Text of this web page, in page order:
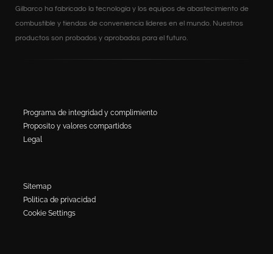
Gilbarco ha fabricado la tecnología y los equipos de abastecimiento de
combustible y tiendas de conveniencia líderes en el mundo. Nuestros
productos son probados y aprobados para el futuro.
Programa de integridad y complimiento
Proposito y valores compartidos
Legal
Sitemap
Politica de privacidad
Cookie Settings